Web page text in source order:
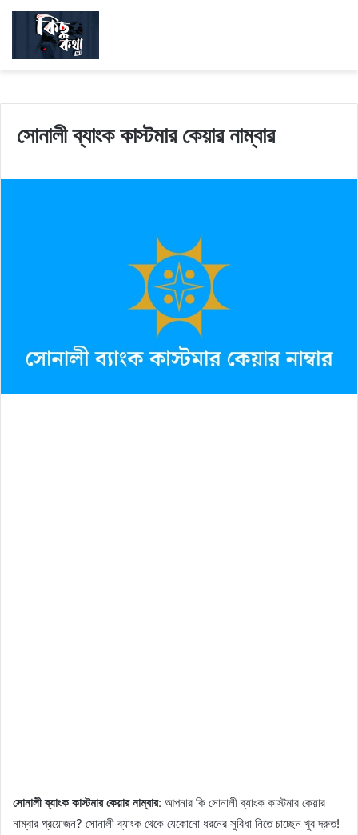
সোনালী ব্যাংক কাস্টমার কেয়ার নাম্বার
সোনালী ব্যাংক কাস্টমার কেয়ার নাম্বার: আপনার কি সোনালী ব্যাংক কাস্টমার কেয়ার
নাম্বার প্রয়োজন? সোনালী ব্যাংক থেকে যেকোনো ধরনের সুবিধা নিতে চাচ্ছেন খুব দ্রুত!